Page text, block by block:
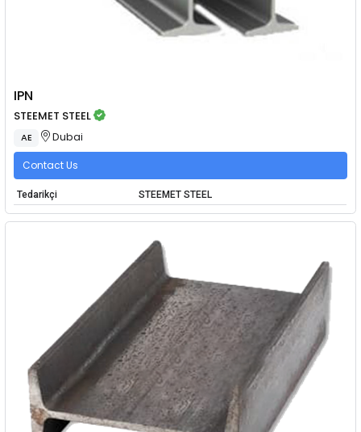
IPN
STEEMET STEEL
AE Dubai
Contact Us
Tedarikçi STEEMET STEEL